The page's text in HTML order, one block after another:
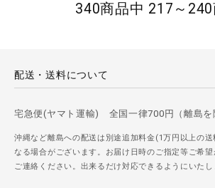
340商品中 217～
配送・送料について
宅急便(ヤマト運輸) 全国一律700円（離島を
沖縄など離島への配送は別途追加料金(1万円以上の
なる場合がございます。お届け日時のご指定等ご希
ご連絡ください。出来るだけ対応できるようにいたし